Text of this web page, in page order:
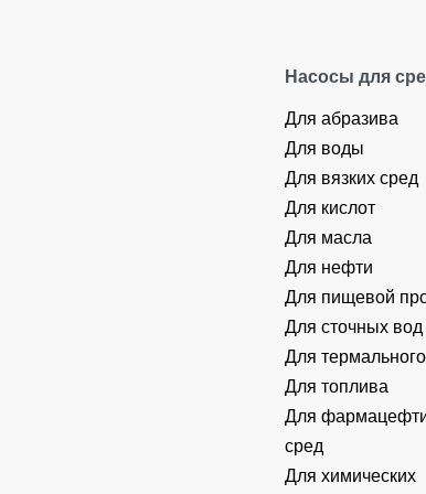
Насосы для
Для абразива
Для воды
Для вязких сред
Для кислот
Для масла
Для нефти
Для пищевой
Для сточных вод
Для
Для топлива
Для
сред
Для химических